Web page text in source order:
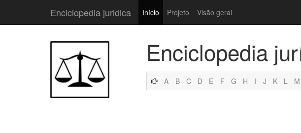
Enciclopedia juridica Início Projeto Visão geral
Enciclopedia
A B C D E F G H I J K L M